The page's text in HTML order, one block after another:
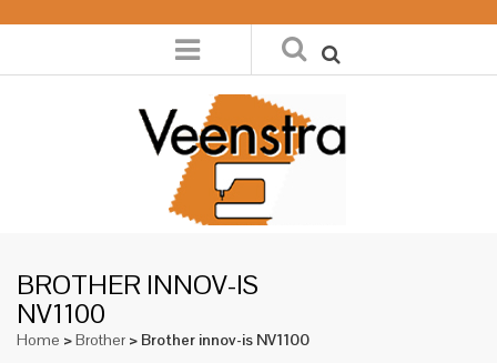
BROTHER INNOV-IS
NV1100
Home >Brother > Brother innov-is NV1100